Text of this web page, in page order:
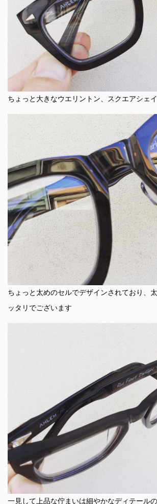
ちょっと大きなウエリントン、スクエアシェ
ちょっと太めのセルでデザインされており、
ッタリでございます
一見して上品な佇まいは細やかなディテール